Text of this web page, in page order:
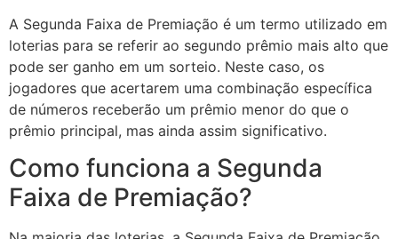
A Segunda Faixa de Premiação é um termo utilizado em
loterias para se referir ao segundo prêmio mais alto que
pode ser ganho em um sorteio. Neste caso, os
jogadores que acertarem uma combinação específica
de números receberão um prêmio menor do que o
prêmio principal, mas ainda assim significativo.
Como funciona a Segunda
Faixa de Premiação?